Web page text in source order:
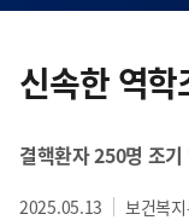
츠
영
역
신속한 역
결핵환자 250명 조기
2025.05.13 보건복